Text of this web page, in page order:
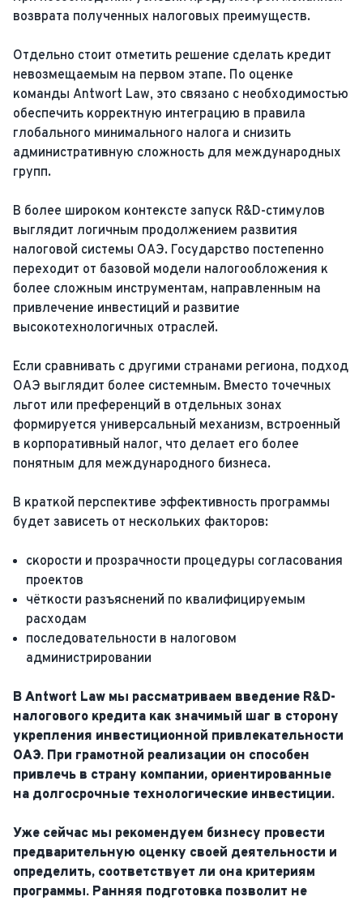
возврата полученных налоговых преимуществ.
Отдельно стоит отметить решение сделать кредит
невозмещаемым на первом этапе. По оценке
команды Antwort Law, это связано с необходимостью
обеспечить корректную интеграцию в правила
глобального минимального налога и снизить
административную сложность для международных
групп.
В более широком контексте запуск R&D-стимулов
выглядит логичным продолжением развития
налоговой системы ОАЭ. Государство постепенно
переходит от базовой модели налогообложения к
более сложным инструментам, направленным на
привлечение инвестиций и развитие
высокотехнологичных отраслей.
Если сравнивать с другими странами региона, подход
ОАЭ выглядит более системным. Вместо точечных
льгот или преференций в отдельных зонах
формируется универсальный механизм, встроенный
в корпоративный налог, что делает его более
понятным для международного бизнеса.
В краткой перспективе эффективность программы
будет зависеть от нескольких факторов:
скорости и прозрачности процедуры согласования
проектов
чёткости разъяснений по квалифицируемым
расходам
последовательности в налоговом
администрировании
В Antwort Law мы рассматриваем введение R&D-
налогового кредита как значимый шаг в сторону
укрепления инвестиционной привлекательности
ОАЭ. При грамотной реализации он способен
привлечь в страну компании, ориентированные
на долгосрочные технологические инвестиции.
Уже сейчас мы рекомендуем бизнесу провести
предварительную оценку своей деятельности и
определить, соответствует ли она критериям
программы. Ранняя подготовка позволит не